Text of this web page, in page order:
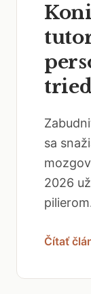
sa
2026
Čítať